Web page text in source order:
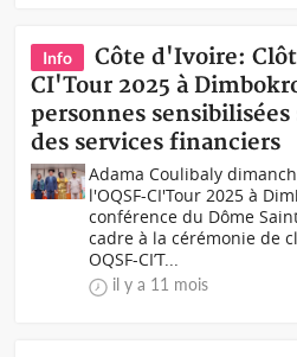
Info
Côte d'Ivoire:
CI'Tour 2025 à
personnes
des services financiers
Adama Coulibaly
l'OQSF-CI'Tour 2025 à
conférence du Dôme
cadre à la cérémonie de
OQSF-CI’T...
il y a 11 mois